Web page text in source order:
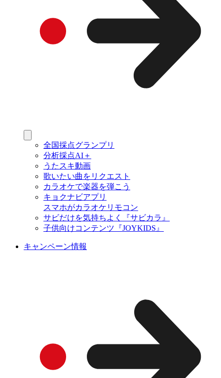
全国採点グランプリ
分析採点AI＋
うたスキ動画
歌いたい曲をリクエスト
カラオケで楽器を弾こう
キョクナビアプリ
スマホがカラオケリモコン
サビだけを気持ちよく『サビカラ』
子供向けコンテンツ『JOYKIDS』
キャンペーン情報